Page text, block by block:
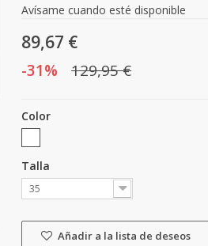
Avísame cuando esté disponible
89,67 €
-31% 129,95 €
Color
Talla
35
Añadir a la lista de deseos